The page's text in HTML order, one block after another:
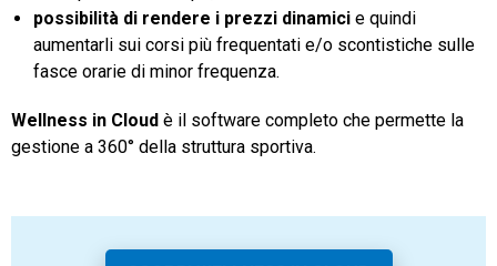
possibilità di rendere i prezzi dinamici e quindi
aumentarli sui corsi più frequentati e/o scontistiche sulle
fasce orarie di minor frequenza.
Wellness in Cloud è il software completo che permette la
gestione a 360° della struttura sportiva.